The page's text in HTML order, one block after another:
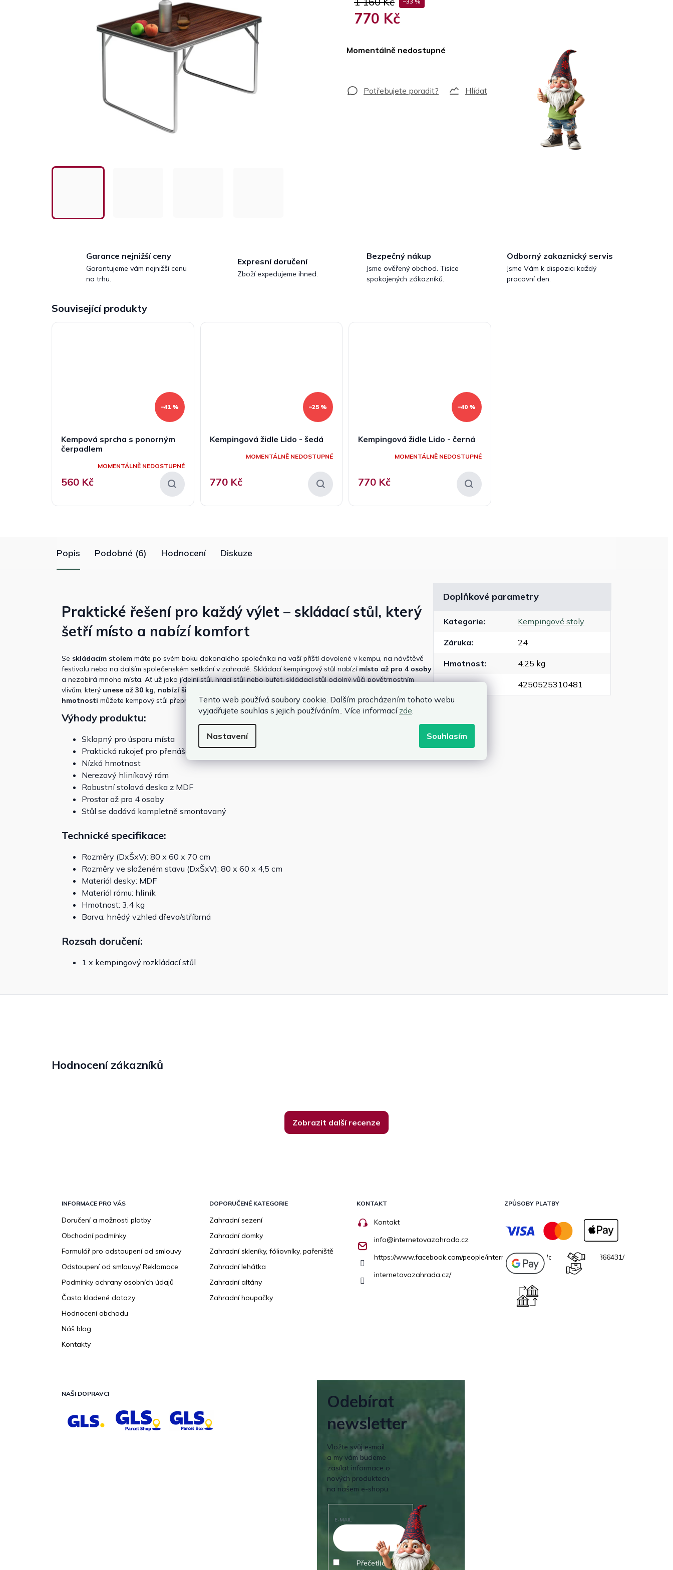
Tento web používá soubory cookie. Dalším procházením tohoto webu
vyjadřujete souhlas s jejich používáním.. Více informací zde
Nastavení Souhlasím
770 Kč
Momentálně nedostupné
Hlídat
Garance nejnižší ceny
Garantujeme vám nejnižší cenu
na trhu.
Expresní doručení
Zboží expedujeme ihned.
Bezpečný nákup
Jsme ověřený obchod. Tisíce
spokojených zákazníků.
Odborný zakaznický servis
Jsme Vám k dispozici každý
pracovní den.
Související produkty
–41 %
Kempová sprcha s ponorným
čerpadlem
MOMENTÁLNĚ NEDOSTUPNÉ
560 Kč
–25 %
Kempingová židle Lido - šedá
MOMENTÁLNĚ NEDOSTUPNÉ
770 Kč
–40 %
Kempingová židle Lido - černá
MOMENTÁLNĚ NEDOSTUPNÉ
770 Kč
Popis Podobné (6) Hodnocení Diskuze
Praktické řešení pro každý výlet – skládací stůl, který
šetří místo a nabízí komfort
Se skládacím stolem máte po svém boku dokonalého společníka na vaší příští dovolené v kempu, na návštěvě
festivalu nebo na dalším společenském setkání v zahradě. Skládací kempingový stůl nabízí místo až pro 4 osoby
a nezabírá mnoho místa. Ať už jako jídelní stůl, hrací stůl nebo bufet, skládací stůl odolný vůči povětrnostním
vlivům, který unese až 30 kg, nabízí široké a rozmanité využití
hmotnosti můžete kempový stůl přepravit rychle a jednoduše.
Výhody produktu:
Sklopný pro úsporu místa
Praktická rukojeť pro přenášení
Nízká hmotnost
Nerezový hliníkový rám
Robustní stolová deska z MDF
Prostor až pro 4 osoby
Stůl se dodává kompletně smontovaný
Technické specifikace:
Rozměry (DxŠxV): 80 x 60 x 70 cm
Rozměry ve složeném stavu (DxŠxV): 80 x 60 x 4,5 cm
Materiál desky: MDF
Materiál rámu: hliník
Hmotnost: 3,4 kg
Barva: hnědý vzhled dřeva/stříbrná
Rozsah doručení:
1 x kempingový rozkládací stůl
Doplňkové parametry
Kategorie: Kempingové stoly
Záruka: 24
Hmotnost: 4.25 kg
EAN: 4250525310481
Hodnocení zákazníků
Zobrazit další recenze
INFORMACE PRO VÁS
Doručení a možnosti platby
Obchodní podmínky
Formulář pro odstoupení od smlouvy
Odstoupení od smlouvy/ Reklamace
Podmínky ochrany osobních údajů
Často kladené dotazy
Hodnocení obchodu
Náš blog
Kontakty
DOPORUČENÉ KATEGORIE
Zahradní sezení
Zahradní domky
Zahradní skleníky, fóliovníky, pařeniště
Zahradní lehátka
Zahradní altány
Zahradní houpačky
KONTAKT
Kontakt
info@internetovazahrada.cz
https://www.facebook.com/people/internetovazahradacz/100069706866431/
internetovazahrada.cz/
ZPŮSOBY PLATBY
NAŠI DOPRAVCI
Odebírat
newsletter
Vložte svůj e-mail
a my vám budeme
zasílat informace o
nových produktech
na našem e-shopu.
E-MAIL
Přečetl(a) jsem